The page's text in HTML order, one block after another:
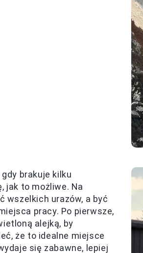
brakuje kilku
jak to możliwe. Na
wszelkich urazów, a być
pracy. Po pierwsze,
alejką, by
że to idealne miejsce
się zabawne, lepiej